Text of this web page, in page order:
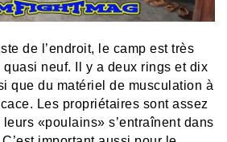
de l’endroit, le camp est très
neuf. Il y a deux rings et dix
que du matériel de musculation à
Les propriétaires sont assez
«poulains» s’entraînent dans